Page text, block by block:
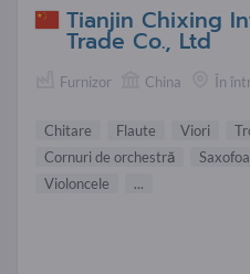
Tianjin Chixing
Trade Co., Ltd
Furnizor China În
Chitare Flaute Viori
Cornuri de orchestră
Violoncele
...